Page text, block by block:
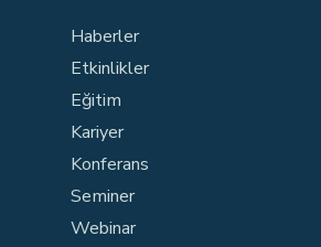
Haberler
Etkinlikler
Eğitim
Kariyer
Konferans
Seminer
Webinar